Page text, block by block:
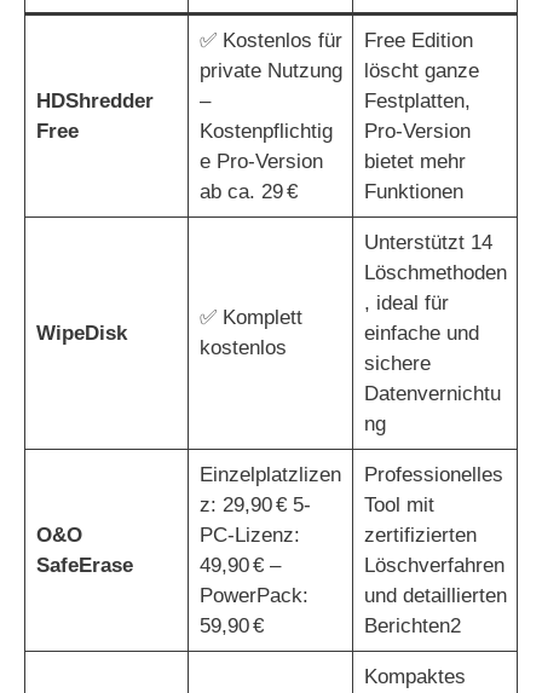
HDShredder
Free
✅ Kostenlos für
private Nutzung
–
Kostenpflichtig
e Pro-Version
ab ca. 29 €
Free Edition
löscht ganze
Festplatten,
Pro-Version
bietet mehr
Funktionen
WipeDisk
✅ Komplett
kostenlos
Unterstützt 14
Löschmethoden
, ideal für
einfache und
sichere
Datenvernichtu
ng
O&O
SafeErase
Einzelplatzlizen
z: 29,90 € 5-
PC-Lizenz:
49,90 € –
PowerPack:
59,90 €
Professionelles
Tool mit
zertifizierten
Löschverfahren
und detaillierten
Berichten2
Kompaktes